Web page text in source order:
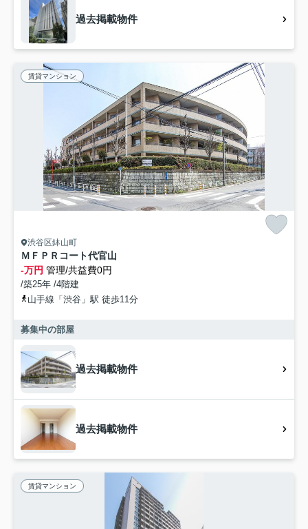
過去掲載物件
賃貸マンション
渋谷区鉢山町
ＭＦＰＲコート代官山
-万円 管理/共益費0円
/築25年 /4階建
山手線「渋谷」駅 徒歩11分
募集中の部屋
過去掲載物件
過去掲載物件
賃貸マンション